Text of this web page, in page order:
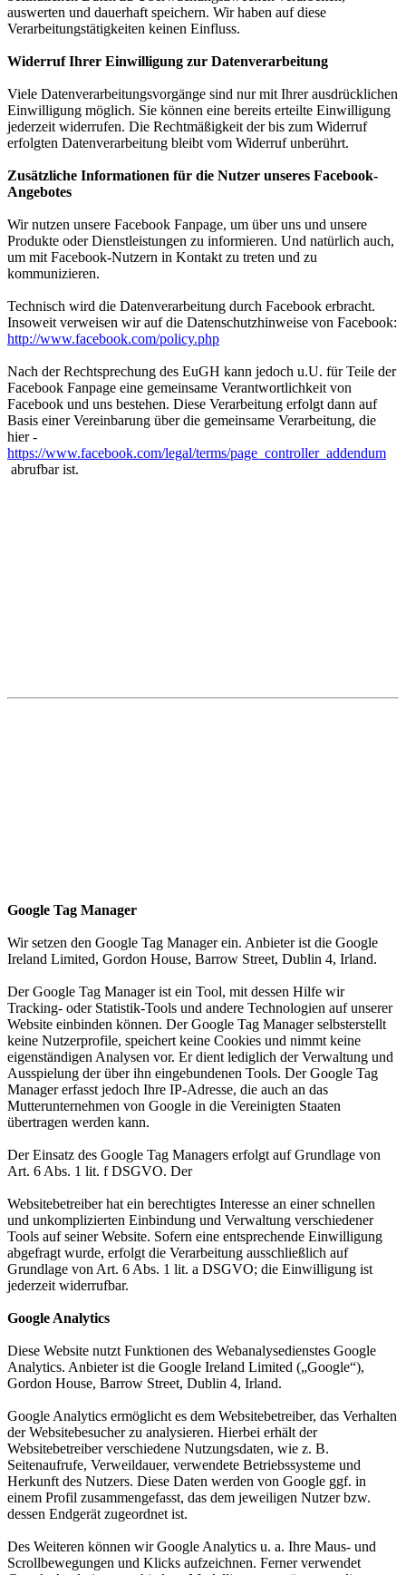
auswerten und dauerhaft speichern. Wir haben auf diese
Verarbeitungstätigkeiten keinen Einfluss.
Widerruf Ihrer Einwilligung zur Datenverarbeitung
Viele Datenverarbeitungsvorgänge sind nur mit Ihrer ausdrücklichen
Einwilligung möglich. Sie können eine bereits erteilte Einwilligung
jederzeit widerrufen. Die Rechtmäßigkeit der bis zum Widerruf
erfolgten Datenverarbeitung bleibt vom Widerruf unberührt.
Zusätzliche Informationen für die Nutzer unseres Facebook-
Angebotes
Wir nutzen unsere Facebook Fanpage, um über uns und unsere
Produkte oder Dienstleistungen zu informieren. Und natürlich auch,
um mit Facebook-Nutzern in Kontakt zu treten und zu
kommunizieren.
Technisch wird die Datenverarbeitung durch Facebook erbracht.
Insoweit verweisen wir auf die Datenschutzhinweise von Facebook:
http://www.facebook.com/policy.php
Nach der Rechtsprechung des EuGH kann jedoch u.U. für Teile der
Facebook Fanpage eine gemeinsame Verantwortlichkeit von
Facebook und uns bestehen. Diese Verarbeitung erfolgt dann auf
Basis einer Vereinbarung über die gemeinsame Verarbeitung, die
hier -
https://www.facebook.com/legal/terms/page_controller_addendum
abrufbar ist.
Google Tag Manager
Wir setzen den Google Tag Manager ein. Anbieter ist die Google
Ireland Limited, Gordon House, Barrow Street, Dublin 4, Irland.
Der Google Tag Manager ist ein Tool, mit dessen Hilfe wir
Tracking- oder Statistik-Tools und andere Technologien auf unserer
Website einbinden können. Der Google Tag Manager selbsterstellt
keine Nutzerprofile, speichert keine Cookies und nimmt keine
eigenständigen Analysen vor. Er dient lediglich der Verwaltung und
Ausspielung der über ihn eingebundenen Tools. Der Google Tag
Manager erfasst jedoch Ihre IP-Adresse, die auch an das
Mutterunternehmen von Google in die Vereinigten Staaten
übertragen werden kann.
Der Einsatz des Google Tag Managers erfolgt auf Grundlage von
Art. 6 Abs. 1 lit. f DSGVO. Der
Websitebetreiber hat ein berechtigtes Interesse an einer schnellen
und unkomplizierten Einbindung und Verwaltung verschiedener
Tools auf seiner Website. Sofern eine entsprechende Einwilligung
abgefragt wurde, erfolgt die Verarbeitung ausschließlich auf
Grundlage von Art. 6 Abs. 1 lit. a DSGVO; die Einwilligung ist
jederzeit widerrufbar.
Google Analytics
Diese Website nutzt Funktionen des Webanalysedienstes Google
Analytics. Anbieter ist die Google Ireland Limited („Google“),
Gordon House, Barrow Street, Dublin 4, Irland.
Google Analytics ermöglicht es dem Websitebetreiber, das Verhalten
der Websitebesucher zu analysieren. Hierbei erhält der
Websitebetreiber verschiedene Nutzungsdaten, wie z. B.
Seitenaufrufe, Verweildauer, verwendete Betriebssysteme und
Herkunft des Nutzers. Diese Daten werden von Google ggf. in
einem Profil zusammengefasst, das dem jeweiligen Nutzer bzw.
dessen Endgerät zugeordnet ist.
Des Weiteren können wir Google Analytics u. a. Ihre Maus- und
Scrollbewegungen und Klicks aufzeichnen. Ferner verwendet